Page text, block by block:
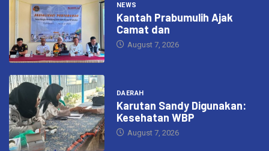
NEWS
Kantah Prabumulih Ajak
Camat dan
August 7, 2026
DAERAH
Karutan Sandy Digunakan:
Kesehatan WBP
August 7, 2026